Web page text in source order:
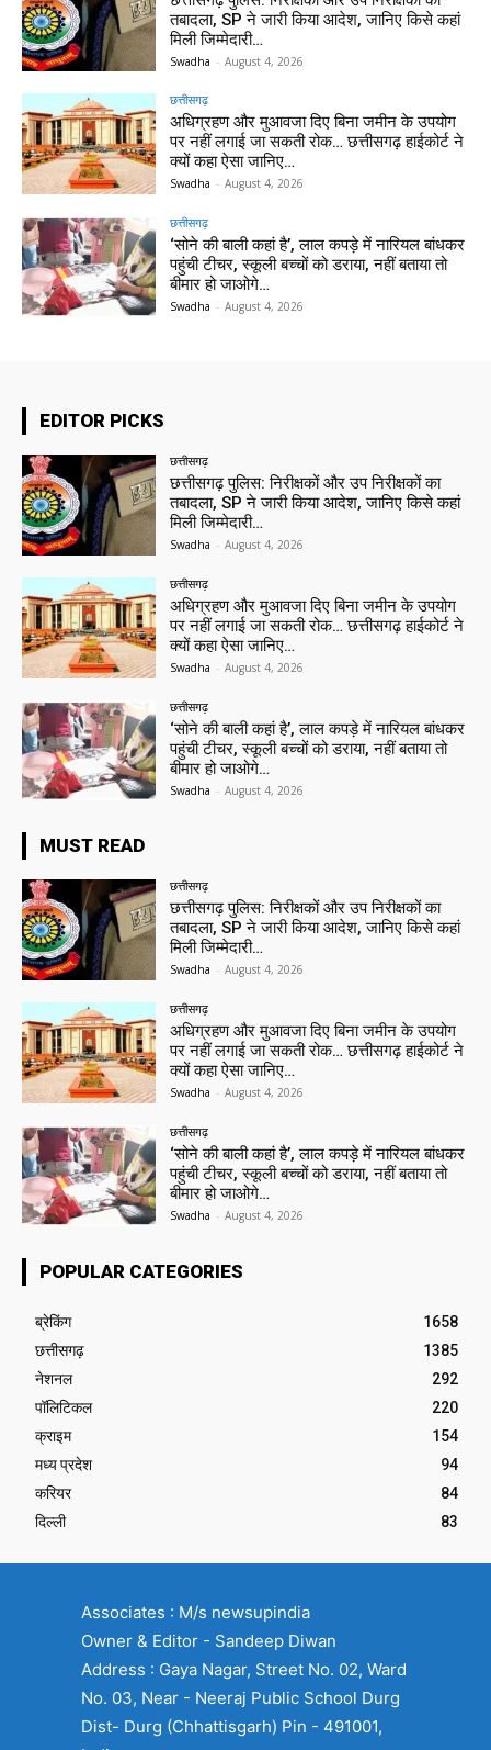
तबादला, SP ने जारी किया आदेश, जानिए किसे कहां
मिली जिम्मेदारी…
Swadha - August 4, 2026
छत्तीसगढ़
अधिग्रहण और मुआवजा दिए बिना जमीन के उपयोग
पर नहीं लगाई जा सकती रोक… छत्तीसगढ़ हाईकोर्ट ने
क्यों कहा ऐसा जानिए…
Swadha - August 4, 2026
छत्तीसगढ़
‘सोने की बाली कहां है’, लाल कपड़े में नारियल बांधकर
पहुंची टीचर, स्कूली बच्चों को डराया, नहीं बताया तो
बीमार हो जाओगे…
Swadha - August 4, 2026
EDITOR PICKS
छत्तीसगढ़
छत्तीसगढ़ पुलिस: निरीक्षकों और उप निरीक्षकों का
तबादला, SP ने जारी किया आदेश, जानिए किसे कहां
मिली जिम्मेदारी…
Swadha - August 4, 2026
छत्तीसगढ़
अधिग्रहण और मुआवजा दिए बिना जमीन के उपयोग
पर नहीं लगाई जा सकती रोक… छत्तीसगढ़ हाईकोर्ट ने
क्यों कहा ऐसा जानिए…
Swadha - August 4, 2026
छत्तीसगढ़
‘सोने की बाली कहां है’, लाल कपड़े में नारियल बांधकर
पहुंची टीचर, स्कूली बच्चों को डराया, नहीं बताया तो
बीमार हो जाओगे…
Swadha - August 4, 2026
MUST READ
छत्तीसगढ़
छत्तीसगढ़ पुलिस: निरीक्षकों और उप निरीक्षकों का
तबादला, SP ने जारी किया आदेश, जानिए किसे कहां
मिली जिम्मेदारी…
Swadha - August 4, 2026
छत्तीसगढ़
अधिग्रहण और मुआवजा दिए बिना जमीन के उपयोग
पर नहीं लगाई जा सकती रोक… छत्तीसगढ़ हाईकोर्ट ने
क्यों कहा ऐसा जानिए…
Swadha - August 4, 2026
छत्तीसगढ़
‘सोने की बाली कहां है’, लाल कपड़े में नारियल बांधकर
पहुंची टीचर, स्कूली बच्चों को डराया, नहीं बताया तो
बीमार हो जाओगे…
Swadha - August 4, 2026
POPULAR CATEGORIES
ब्रेकिंग
1658
छत्तीसगढ़
1385
नेशनल
292
पॉलिटिकल
220
क्राइम
154
मध्य प्रदेश
94
करियर
84
दिल्ली
83
Associates : M/s newsupindia
Owner & Editor - Sandeep Diwan
Address : Gaya Nagar, Street No. 02, Ward
No. 03, Near - Neeraj Public School Durg
Dist- Durg (Chhattisgarh) Pin - 491001,